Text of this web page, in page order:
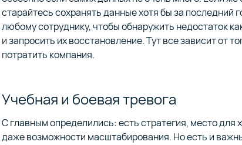
старайтесь сохранять данные хотя бы за последний
любому сотруднику, чтобы обнаружить недостаток
и запросить их восстановление. Тут все зависит от
потратить компания.
Учебная и боевая тревога
С главным определились: есть стратегия, место для
даже возможности масштабирования. Но есть и